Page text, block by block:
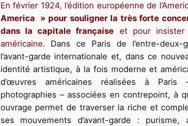
En février 1924, l’édition européenne de
America » pour souligner la très forte
dans la capitale française et pour insister
américaine. Dans ce Paris de l’entre-deux-
l’avant-garde internationale et, dans ce
identité artistique, à la fois moderne et
d’œuvres américaines réalisées à Paris
photographies – associées en contrepoint, à
ouvrage permet de traverser la riche et
ses mouvements d’avant-garde :